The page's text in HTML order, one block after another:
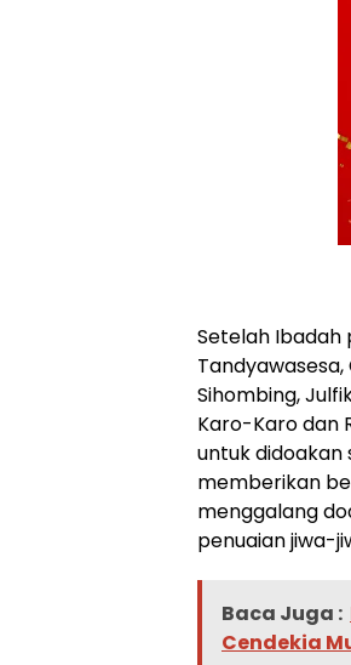
Setelah Ibadah
Sihombing,
Karo-Karo dan
untuk didoakan
memberikan
menggalang
penuaian jiwa-
Baca Juga :
Cendekia